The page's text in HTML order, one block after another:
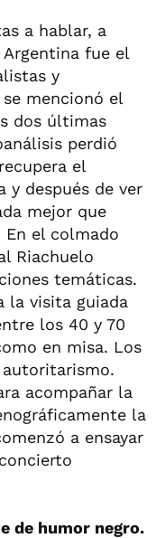
a hablar, a
fue el
y
mencionó el
dos últimas
perdió
el
y después de ver
mejor que
el colmado
Riachuelo
temáticas.
la visita guiada
los 40 y 70
en misa. Los
acompañar la
la
a ensayar
de humor negro.